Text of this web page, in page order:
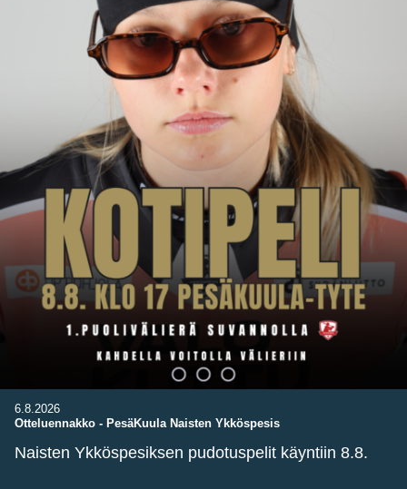
6.8.2026
Otteluennakko - PesäKuula Naisten Ykköspesis
Naisten Ykköspesiksen pudotuspelit käyntiin 8.8.